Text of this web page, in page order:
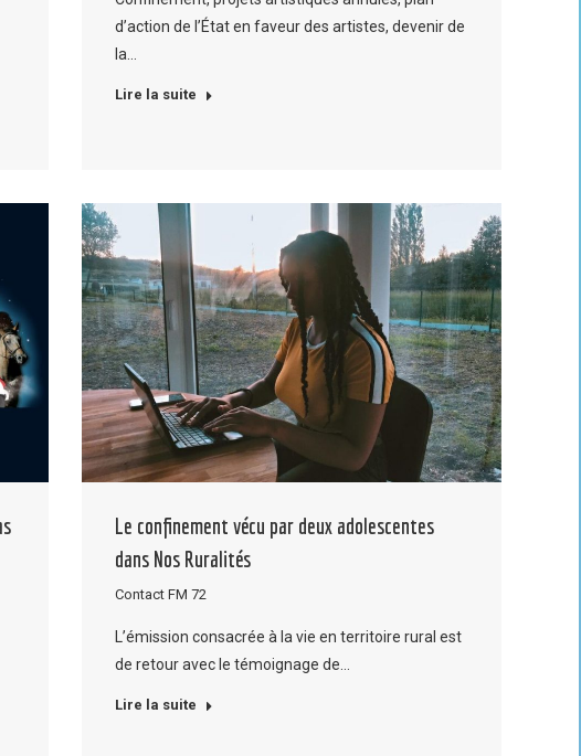
d’action de l’État en faveur des artistes, devenir de
la…
Lire la suite
Le confinement vécu par deux adolescentes
dans Nos Ruralités
Contact FM 72
L’émission consacrée à la vie en territoire rural est
de retour avec le témoignage de…
Lire la suite